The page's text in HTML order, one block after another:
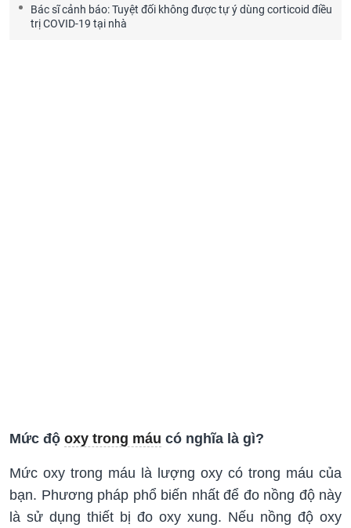
Bác sĩ cảnh báo: Tuyệt đối không được tự ý dùng corticoid điều
trị COVID-19 tại nhà
Mức độ oxy trong máu có nghĩa là gì?
Mức oxy trong máu là lượng oxy có trong máu của
bạn. Phương pháp phổ biến nhất để đo nồng độ này
là sử dụng thiết bị đo oxy xung. Nếu nồng độ oxy